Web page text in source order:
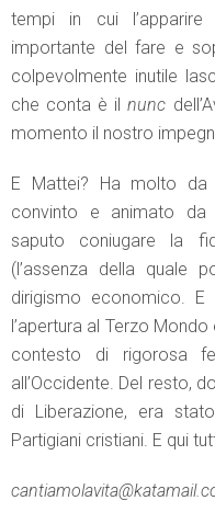
tempi in cui
importante del fare e
colpevolmente inutile
che conta è ilnunc
momento il nostro
E Mattei? Ha molto da
convinto e animato da
saputo coniugare la
(l’assenza della quale
dirigismo economico.
l’apertura al Terzo
contesto di rigorosa
all’Occidente. Del resto,
di Liberazione, era
Partigiani cristiani. E qui